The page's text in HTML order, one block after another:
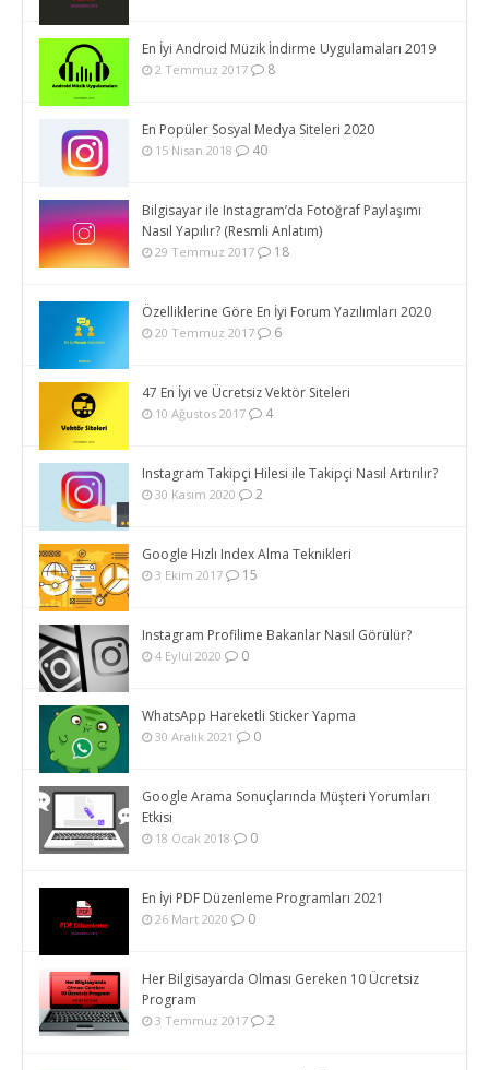
En İyi Android Müzik İndirme Uygulamaları 2019
2 Temmuz 2017 8
En Popüler Sosyal Medya Siteleri 2020
15 Nisan 2018 40
Bilgisayar ile Instagram’da Fotoğraf Paylaşımı
Nasıl Yapılır? (Resmli Anlatım)
29 Temmuz 2017 18
Özelliklerine Göre En İyi Forum Yazılımları 2020
20 Temmuz 2017 6
47 En İyi ve Ücretsiz Vektör Siteleri
10 Ağustos 2017 4
Instagram Takipçi Hilesi ile Takipçi Nasıl Artırılır?
30 Kasım 2020 2
Google Hızlı Index Alma Teknikleri
3 Ekim 2017 15
Instagram Profilime Bakanlar Nasıl Görülür?
4 Eylül 2020 0
WhatsApp Hareketli Sticker Yapma
30 Aralık 2021 0
Google Arama Sonuçlarında Müşteri Yorumları
Etkisi
18 Ocak 2018 0
En İyi PDF Düzenleme Programları 2021
26 Mart 2020 0
Her Bilgisayarda Olması Gereken 10 Ücretsiz
Program
3 Temmuz 2017 2